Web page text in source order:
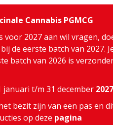
Cannabis PGMCG
2027 aan wil vragen,
de eerste batch van 2027.
batch van 2026 is
januari t/m 31 december
bezit zijn van een pas en
op deze pagina